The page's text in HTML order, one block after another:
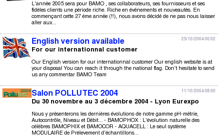
L'année 2005 sera pour BAMO , ses collaborateurs, ses fournisseurs et ses
fidèles clients une période riche. Riche en événements et nouveautés. En
commençant cette 27 éme année (!!), nous avons décidé de ne pas nous laisser
aller aux...
25/10/2004 00:02
English version available
For our internationnal customer
Our English version for our internationnal customer Our english website is at
your disposal You can reach it through the national flag. Don't hesitate to send
us any commentar BAMO Team
11/10/2004 08:00
Salon POLLUTEC 2004
Du 30 novembre au 3 décembre 2004 - Lyon Eurexpo
Nous y présenterons les dernières évolutions de notre gamme pH-métrie,
Autocontrôle, Niveau et Débit... - BAMOPHOX : L'évolution naturelle des
célèbres BAMOPHIX et BAMOCOR - AQUACELL : Le seul système
MODULAIRE de Prélevement d'échantillons...